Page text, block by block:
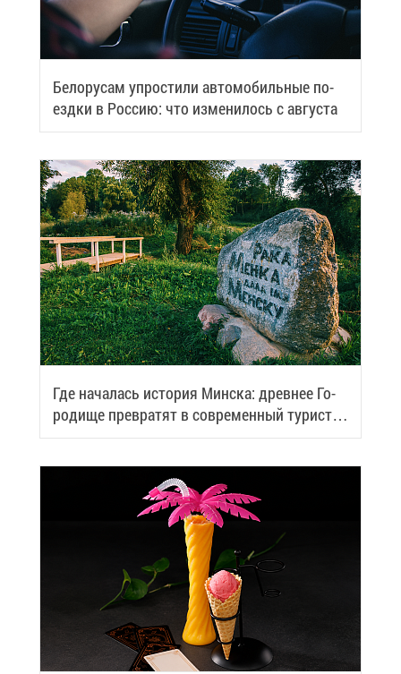
Бе­ло­ру­сам упро­сти­ли ав­то­мо­биль­ные по­
езд­ки в Рос­сию: что из­ме­ни­лось с ав­гу­ста
Где на­ча­лась ис­то­рия Мин­ска: древ­нее Го­
ро­ди­ще пре­вра­тят в со­вре­мен­ный ту­ри­сти­
че­ский центр